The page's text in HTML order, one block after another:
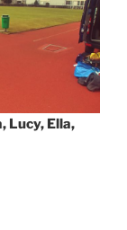
Lucy, Ella,